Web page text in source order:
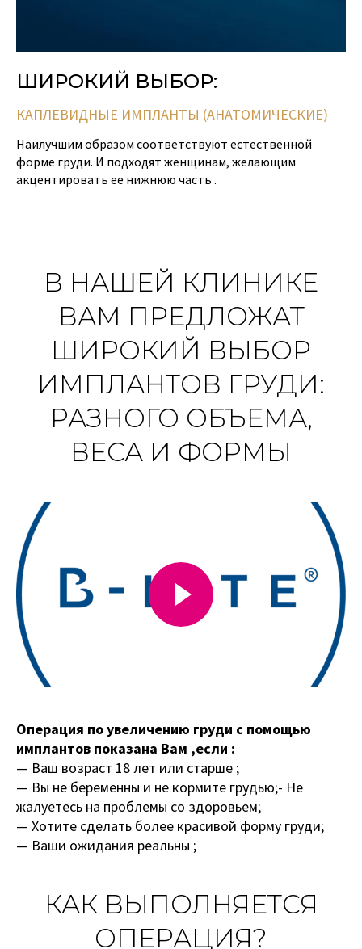
ШИРОКИЙ ВЫБОР:
КАПЛЕВИДНЫЕ ИМПЛАНТЫ (АНАТОМИЧЕСКИЕ)
Наилучшим образом соответствуют естественной
форме груди. И подходят женщинам, желающим
акцентировать ее нижнюю часть .
В НАШЕЙ КЛИНИКЕ
ВАМ ПРЕДЛОЖАТ
ШИРОКИЙ ВЫБОР
ИМПЛАНТОВ ГРУДИ:
РАЗНОГО ОБЪЕМА,
ВЕСА И ФОРМЫ
Операция по увеличению груди c помощью
имплантов показана Вам ,если :
— Ваш возраст 18 лет или старше ;
— Вы не беременны и не кормите грудью;- Не
жалуетесь на проблемы со здоровьем;
— Хотите сделать более красивой форму груди;
— Ваши ожидания реальны ;
КАК ВЫПОЛНЯЕТСЯ
ОПЕРАЦИЯ?